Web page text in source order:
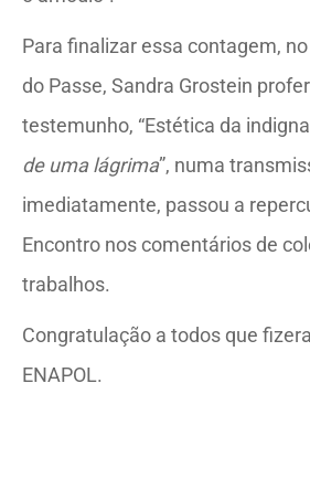
Para finalizar essa contagem,
do Passe, Sandra Grostein
testemunho, “Estética da
de uma lágrima”, numa
imediatamente, passou a
Encontro nos comentários de
trabalhos.
Congratulação a todos que
ENAPOL.